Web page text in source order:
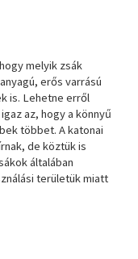
melyik zsák
erős varrású
is. Lehetne erről
az, hogy a könnyű
többet. A katonai
de köztük is
általában
területük miatt